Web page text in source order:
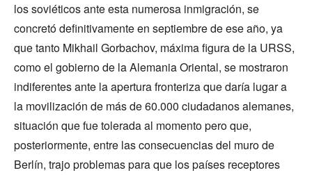
los soviéticos ante esta numerosa inmigración, se
concretó definitivamente en septiembre de ese año, ya
que tanto Mikhail Gorbachov, máxima figura de la URSS,
como el gobierno de la Alemania Oriental, se mostraron
indiferentes ante la apertura fronteriza que daría lugar a
la movilización de más de 60.000 ciudadanos alemanes,
situación que fue tolerada al momento pero que,
posteriormente, entre las consecuencias del muro de
Berlín, trajo problemas para que los países receptores